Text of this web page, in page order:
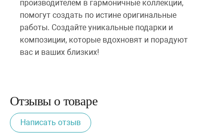
производителем в гармоничные коллекции,
помогут создать по истине оригинальные
работы. Создайте уникальные подарки и
композиции, которые вдохновят и порадуют
вас и ваших близких!
Отзывы о товаре
Написать отзыв